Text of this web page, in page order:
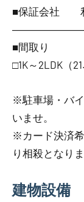
■保証会社
―――――――
■間取り
□1K～2LDK（
※駐車場・バ
いませ。
※カード決済
り相殺となりま
建物設備